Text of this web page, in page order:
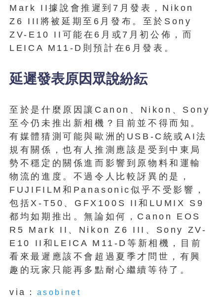
Mark II據說會推遲到7月發表，Nikon
Z6 III將被延期至6月發布。至於Sony
ZV-E10 II可能在6月或7月初公佈，而
LEICA M11-D則預計在6月發表。
延遲發表原因眾說紛紜
至於是什麼原因讓Canon、Nikon、Sony
至今仍未推出新相機？目前並不得而知。
有媒體猜測可能與歐洲的USB-C統或AI法
規有關係，也有人推測應該是受到中東局
勢不穩定的關係進而影響到原物料和運輸
物流的進度。不過令人比較訝異的是，
FUJIFILM和Panasonic似乎不受影響，
包括X-T50、GFX100S II和LUMIX S9
都均如期推出。無論如何，Canon EOS
R5 Mark II、Nikon Z6 III、Sony ZV-
E10 II和LEICA M11-D等新相機，目前
看來最遲應該不會超過夏季才問世，有興
趣的玩家只能再多點耐心繼續等待了。
via： asobinet